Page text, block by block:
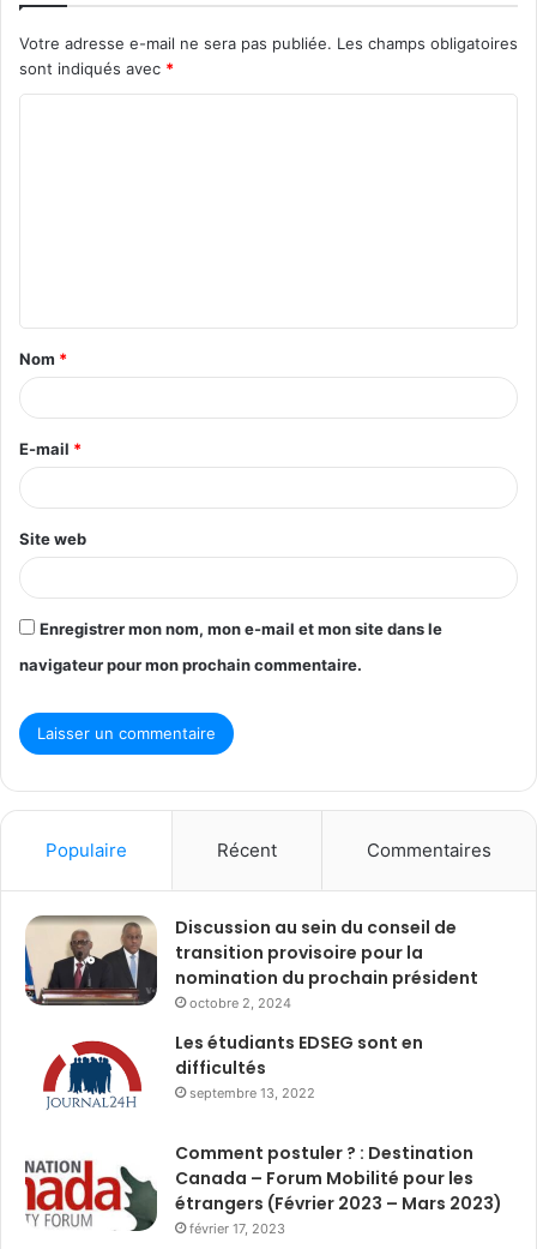
Votre adresse e-mail ne sera pas publiée. Les champs obligatoires
sont indiqués avec *
t
a
e
*
Nom *
E-mail *
Site web
Enregistrer mon nom, mon e-mail et mon site dans le
navigateur pour mon prochain commentaire.
Populaire Récent Commentaires
Discussion au sein du conseil de
transition provisoire pour la
nomination du prochain président
octobre 2, 2024
Les étudiants EDSEG sont en
difficultés
septembre 13, 2022
Comment postuler ? : Destination
Canada – Forum Mobilité pour les
étrangers (Février 2023 – Mars 2023)
février 17, 2023